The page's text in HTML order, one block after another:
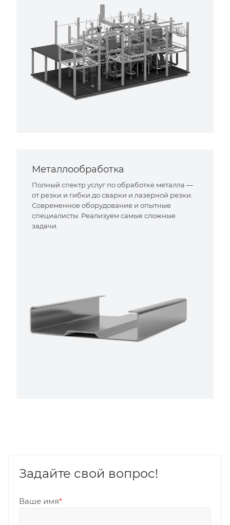
Металлообработка
Полный спектр услуг по обработке металла —
от резки и гибки до сварки и лазерной резки.
Современное оборудование и опытные
специалисты. Реализуем самые сложные
задачи.
Задайте свой вопрос!
Ваше имя*